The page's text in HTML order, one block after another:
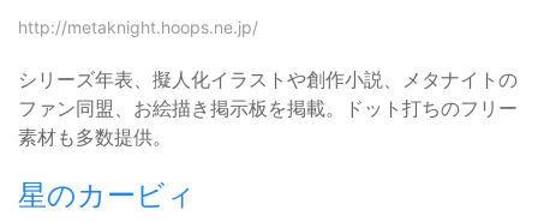
http://metaknight.hoops.ne.jp/
シリーズ年表、擬人化イラストや創作小説、メタナイトの
ファン同盟、お絵描き掲示板を掲載。ドット打ちのフリー
素材も多数提供。
星のカービィ